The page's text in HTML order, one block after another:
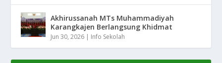
Akhirussanah MTs Muhammadiyah
Karangkajen Berlangsung Khidmat
Jun 30, 2026 | Info Sekolah